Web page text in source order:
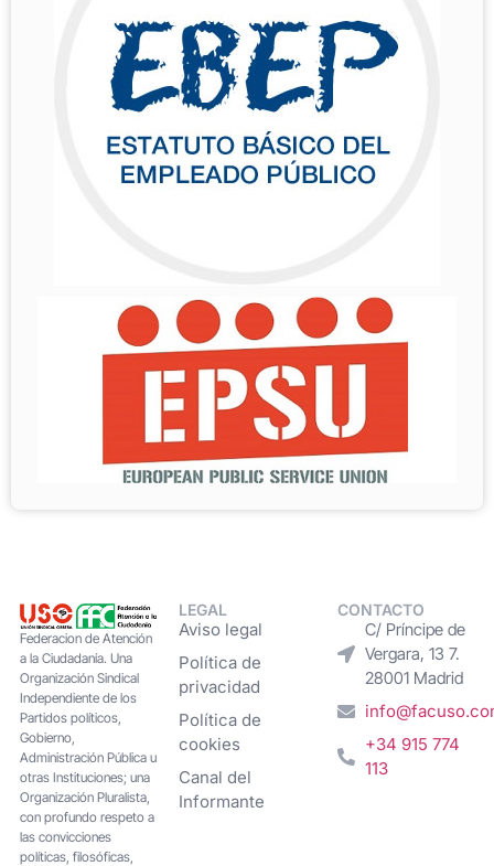
Federacion de Atención
a la Ciudadanía. Una
Organización Sindical
Independiente de los
Partidos políticos,
Gobierno,
Administración Pública u
otras Instituciones; una
Organización Pluralista,
con profundo respeto a
las convicciones
políticas, filosóficas,
LEGAL
Aviso legal
Política de
privacidad
Política de
cookies
Canal del
Informante
CONTACTO
C/ Príncipe de
Vergara, 13 7.
28001 Madrid
+34 915 774
113